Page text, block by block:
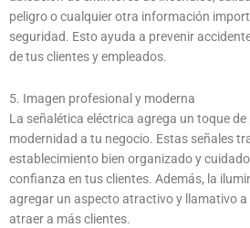
peligro o cualquier otra información
seguridad. Esto ayuda a prevenir
de tus clientes y empleados.
5. Imagen profesional y moderna
La señalética eléctrica agrega un toque
modernidad a tu negocio. Estas señales
establecimiento bien organizado y
confianza en tus clientes. Además, la
agregar un aspecto atractivo y llamativo a
atraer a más clientes.